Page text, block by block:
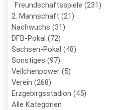
Freundschaftsspiele (231)
2. Mannschaft (21)
Nachwuchs (31)
DFB-Pokal (72)
Sachsen-Pokal (48)
Sonstiges (97)
Veilchenpower (5)
Verein (268)
Erzgebirgsstadion (45)
Alle Kategorien